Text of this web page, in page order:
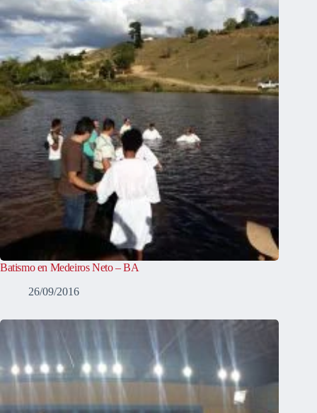
Batismo en Medeiros Neto – BA
26/09/2016